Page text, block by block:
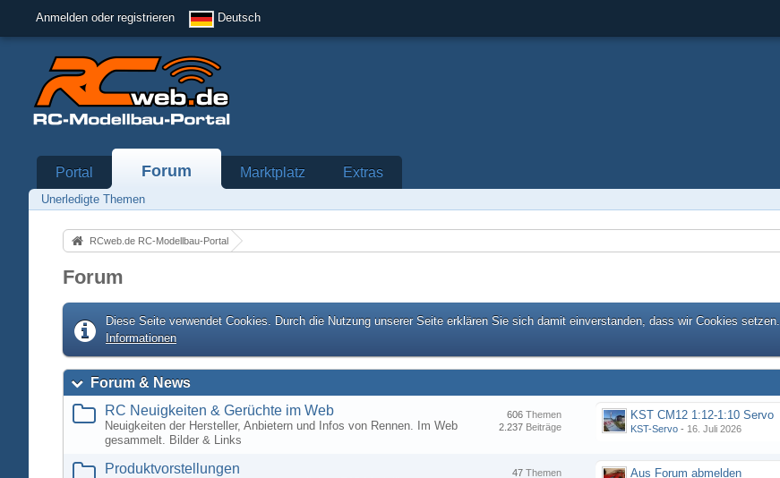
Anmelden oder registrieren Deutsch
Portal Forum Marktplatz Extras
Unerledigte Themen
RCweb.de RC-Modellbau-Portal
Forum
Diese Seite verwendet Cookies. Durch die Nutzung unserer Seite erklären Sie sich damit einverstanden, dass wir Cookies setzen.
Informationen
Forum & News
RC Neuigkeiten & Gerüchte im Web
Neuigkeiten der Hersteller, Anbietern und Infos von Rennen. Im Web
gesammelt. Bilder & Links
Themen
606
Beiträge
2.237
KST CM12 1:12-1:10 Servo
KST-Servo - 16. Juli 2026
Produktvorstellungen Themen
47
Aus Forum abmelden